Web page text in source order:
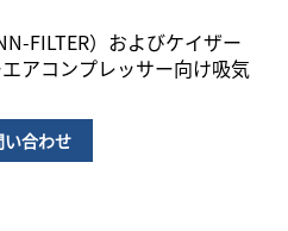
FILTER）およびケイザー
アコンプレッサー向け吸気
い合わせ